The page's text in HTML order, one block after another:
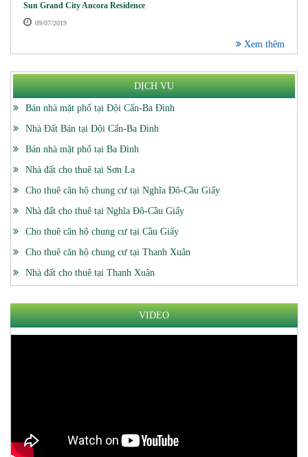
Sun Grand City Ancora Residence
09/07/2019
Xem thêm
DỊCH VỤ
Bán nhà mặt phố tại Đội Cấn-Ba Đình
Nhà Đất Bán tại Đội Cấn-Ba Đình
Bán nhà mặt phố tại Ba Đình
Nhà đất cho thuê tại Sơn La
Cho thuê căn hộ chung cư tại Nghĩa Đô-Cầu Giấy
Nhà đất cho thuê tại Nghĩa Đô-Cầu Giấy
Cho thuê căn hộ chung cư tại Cầu Giấy
Cho thuê căn hộ chung cư tại Thanh Xuân
Nhà đất cho thuê tại Thanh Xuân
VIDEO